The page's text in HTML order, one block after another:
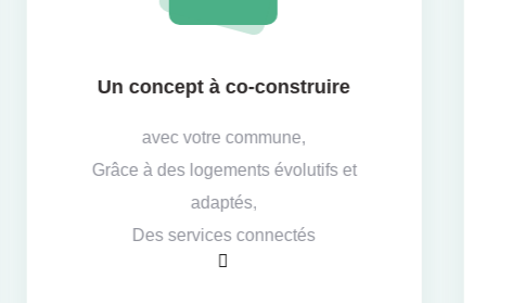
Un concept à co-construire
avec votre commune,
Grâce à des logements évolutifs et
adaptés,
Des services connectés